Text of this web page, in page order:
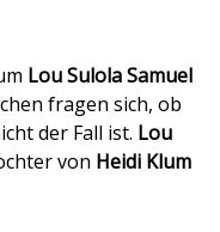
Lou Sulola Samuel
fragen sich, ob
der Fall ist. Lou
von Heidi Klum